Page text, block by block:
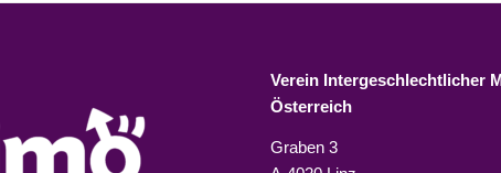
Verein Intergeschlechtlicher
Österreich
Graben 3